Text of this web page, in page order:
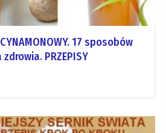
17 sposobów
PRZEPISY